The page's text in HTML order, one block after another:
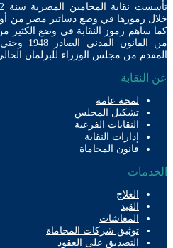
رموز النقابة في وضع الكثير من
من القانون المدني
من مجلس الوزراء للبرلمان الحالي
لمحة عامة
تشكيل المجلس
النقابات الفرعية
إدارات النقابة
قانون المحاماة
العلاج
القيد
المعاشات
توثيق شركات المحاماة
التصديق على العقود